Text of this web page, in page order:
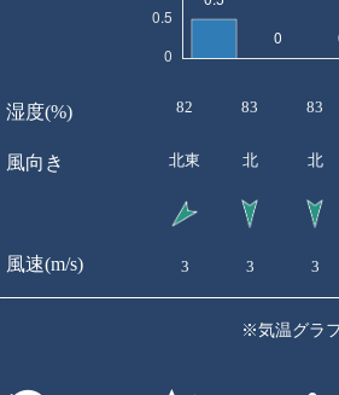
湿度(%)
風向き
風速(m/s)
82 83 83
北東 北 北
3 3 3
※気温グラ